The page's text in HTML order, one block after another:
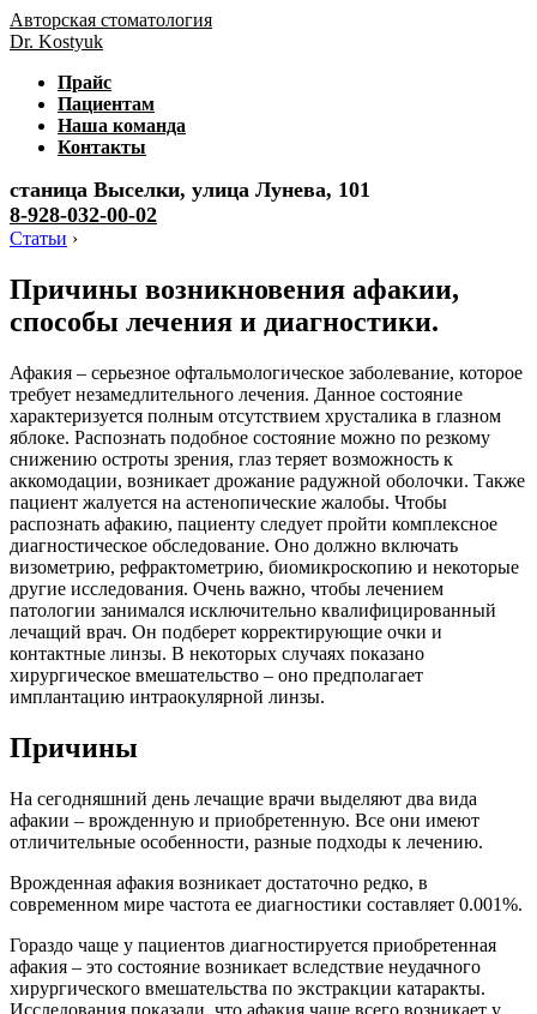
Авторская стоматология
Dr. Kostyuk
Прайс
Пациентам
Наша команда
Контакты
станица Выселки, улица Лунева, 101
8-928-032-00-02
Статьи ›
Причины возникновения афакии,
способы лечения и диагностики.
Афакия – серьезное офтальмологическое заболевание, которое
требует незамедлительного лечения. Данное состояние
характеризуется полным отсутствием хрусталика в глазном
яблоке. Распознать подобное состояние можно по резкому
снижению остроты зрения, глаз теряет возможность к
аккомодации, возникает дрожание радужной оболочки. Также
пациент жалуется на астенопические жалобы. Чтобы
распознать афакию, пациенту следует пройти комплексное
диагностическое обследование. Оно должно включать
визометрию, рефрактометрию, биомикроскопию и некоторые
другие исследования. Очень важно, чтобы лечением
патологии занимался исключительно квалифицированный
лечащий врач. Он подберет корректирующие очки и
контактные линзы. В некоторых случаях показано
хирургическое вмешательство – оно предполагает
имплантацию интраокулярной линзы.
Причины
На сегодняшний день лечащие врачи выделяют два вида
афакии – врожденную и приобретенную. Все они имеют
отличительные особенности, разные подходы к лечению.
Врожденная афакия возникает достаточно редко, в
современном мире частота ее диагностики составляет 0.001%.
Гораздо чаще у пациентов диагностируется приобретенная
афакия – это состояние возникает вследствие неудачного
хирургического вмешательства по экстракции катаракты.
Исследования показали, что афакия чаще всего возникает у